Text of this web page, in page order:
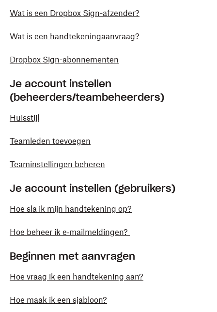
Wat is een Dropbox Sign-afzender?
Wat is een handtekeningaanvraag?
Dropbox Sign-abonnementen
Je account instellen
(beheerders/teambeheerders)
Huisstijl
Teamleden toevoegen
Teaminstellingen beheren
Je account instellen (gebruikers)
Hoe sla ik mijn handtekening op?
Hoe beheer ik e‑mailmeldingen?
Beginnen met aanvragen
Hoe vraag ik een handtekening aan?
Hoe maak ik een sjabloon?